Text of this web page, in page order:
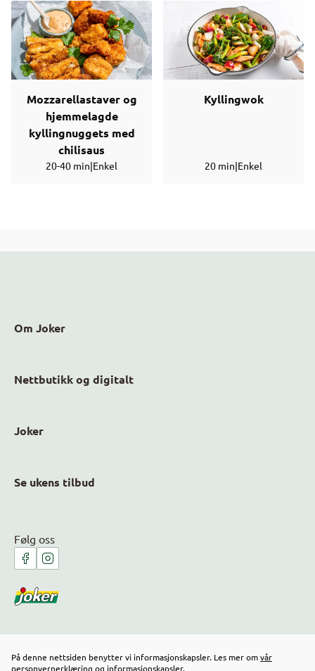
Mozzarellastaver og
hjemmelagde
kyllingnuggets med
chilisaus
20-40 min|Enkel
Kyllingwok
20 min|Enkel
Om Joker
Nettbutikk og digitalt
Joker
Se ukens tilbud
Følg oss
På denne nettsiden benytter vi informasjonskapsler. Les mer omvår
personvernerklæring og informasjonskapsler.